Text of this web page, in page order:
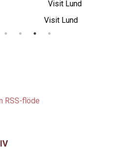
RSS-flöde
Visit Lund